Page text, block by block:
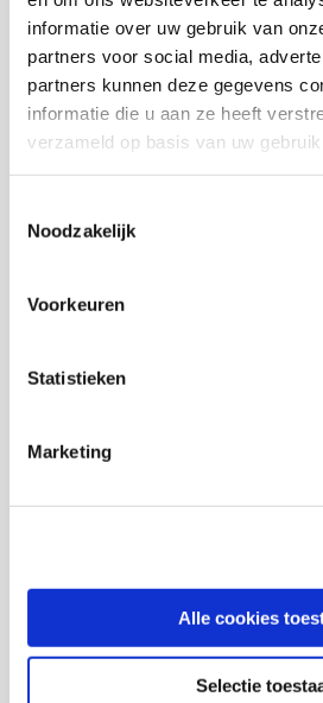
informatie over uw gebruik van
partners voor social media,
partners kunnen deze gegevens
informatie die u aan ze heeft
verzameld op basis van uw
Noodzakelijk
Voorkeuren
Statistieken
Marketing
Alle cookies
Selectie
rapport zal worden besproken.
Mocht u vragen hebben na lezing
kunt u deze per e-mail richten aan
steunpunt@arq.org.
Download de samenvatting
Onderzoekers
Jolanda Asmoredjo
Onderzoeker